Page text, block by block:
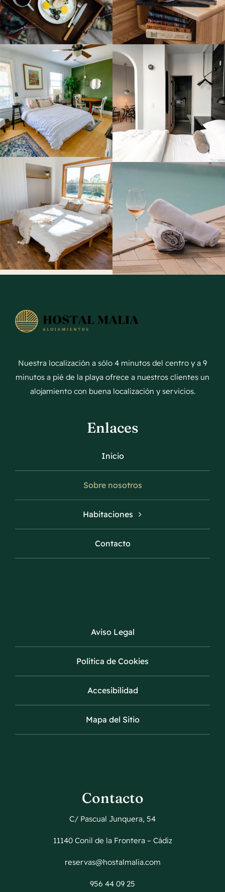
Nuestra localización a sólo 4 minutos del centro y a 9
minutos a pié de la playa ofrece a nuestros clientes un
alojamiento con buena localización y servicios.
Enlaces
Inicio
Sobre nosotros
Habitaciones
Contacto
Aviso Legal
Política de Cookies
Accesibilidad
Mapa del Sitio
Contacto
C/ Pascual Junquera, 54
11140 Conil de la Frontera – Cádiz
reservas@hostalmalia.com
956 44 09 25